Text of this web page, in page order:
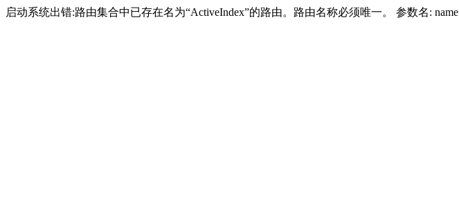
启动系统出错:路由集合中已存在名为“ActiveIndex”的路由。路由名称必须唯一。 参数名: name